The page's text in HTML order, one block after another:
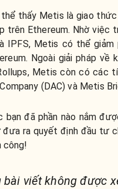
thấy Metis là giao
trên Ethereum. Nhờ việc
IPFS, Metis có thể giảm
Ngoài giải pháp về
Metis còn có các
(DAC) và Metis
đã phần nào nắm
ra quyết định đầu tư
công!
bài viết không được